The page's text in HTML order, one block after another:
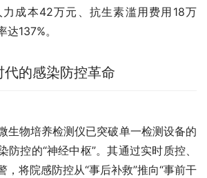
成本42万元、抗生素滥用费用18万
137%。
代的感染防控革命
生物培养检测仪已突破单一检测设备的
防控的“神经中枢”。其通过实时质控、
，将院感防控从“事后补救”推向“事前干